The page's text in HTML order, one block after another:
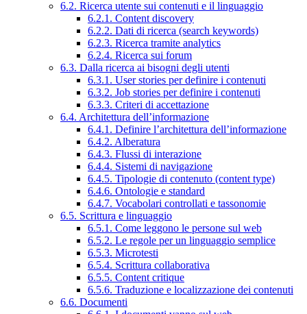
6.2. Ricerca utente sui contenuti e il linguaggio
6.2.1. Content discovery
6.2.2. Dati di ricerca (search keywords)
6.2.3. Ricerca tramite analytics
6.2.4. Ricerca sui forum
6.3. Dalla ricerca ai bisogni degli utenti
6.3.1. User stories per definire i contenuti
6.3.2. Job stories per definire i contenuti
6.3.3. Criteri di accettazione
6.4. Architettura dell’informazione
6.4.1. Definire l’architettura dell’informazione
6.4.2. Alberatura
6.4.3. Flussi di interazione
6.4.4. Sistemi di navigazione
6.4.5. Tipologie di contenuto (content type)
6.4.6. Ontologie e standard
6.4.7. Vocabolari controllati e tassonomie
6.5. Scrittura e linguaggio
6.5.1. Come leggono le persone sul web
6.5.2. Le regole per un linguaggio semplice
6.5.3. Microtesti
6.5.4. Scrittura collaborativa
6.5.5. Content critique
6.5.6. Traduzione e localizzazione dei contenuti
6.6. Documenti